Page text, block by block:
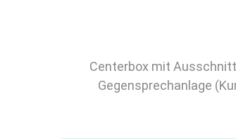
Centerbox mit
Gegensprechanlage